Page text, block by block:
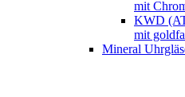
mit
KWD
mit
Mineral